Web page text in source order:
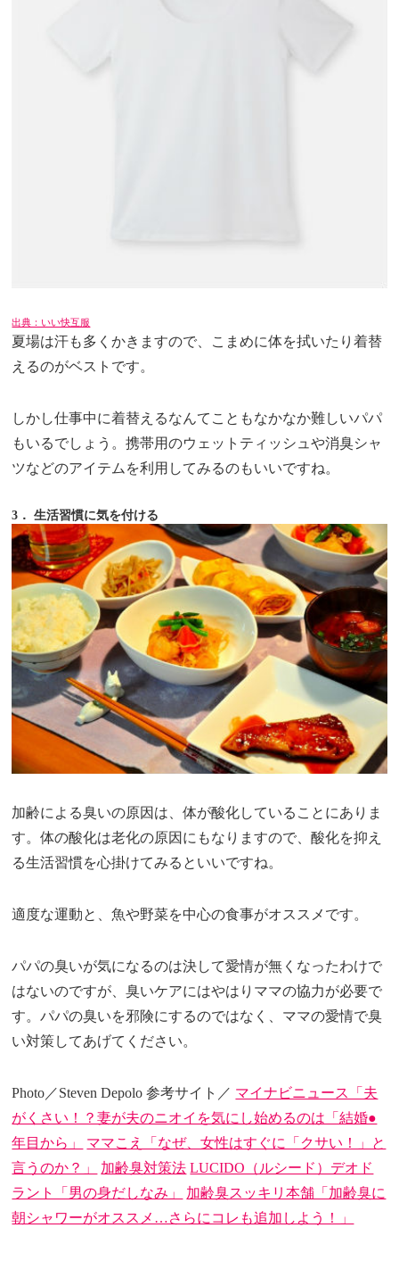
出典：いい快互服
夏場は汗も多くかきますので、こまめに体を拭いたり着替
えるのがベストです。
しかし仕事中に着替えるなんてこともなかなか難しいパパ
もいるでしょう。携帯用のウェットティッシュや消臭シャ
ツなどのアイテムを利用してみるのもいいですね。
3． 生活習慣に気を付ける
加齢による臭いの原因は、体が酸化していることにありま
す。体の酸化は老化の原因にもなりますので、酸化を抑え
る生活習慣を心掛けてみるといいですね。
適度な運動と、魚や野菜を中心の食事がオススメです。
パパの臭いが気になるのは決して愛情が無くなったわけで
はないのですが、臭いケアにはやはりママの協力が必要で
す。パパの臭いを邪険にするのではなく、ママの愛情で臭
い対策してあげてください。
Photo／Steven Depolo 参考サイト／ マイナビニュース「夫
がくさい！？妻が夫のニオイを気にし始めるのは「結婚●
年目から」
ママこえ「なぜ、女性はすぐに「クサい！」と
言うのか？」
加齢臭対策法 LUCIDO（ルシード）デオド
ラント「男の身だしなみ」
加齢臭スッキリ本舗「加齢臭に
朝シャワーがオススメ…さらにコレも追加しよう！」